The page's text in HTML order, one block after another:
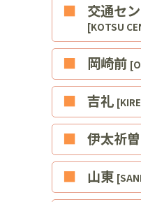
■交通セ
[KOTSU
■岡崎前
■吉礼
■伊太祈曽
■山東